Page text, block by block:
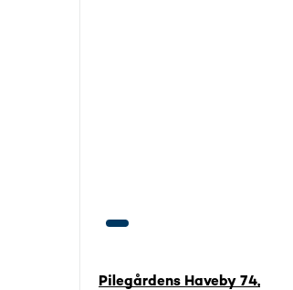
Pilegårdens Haveby 74,